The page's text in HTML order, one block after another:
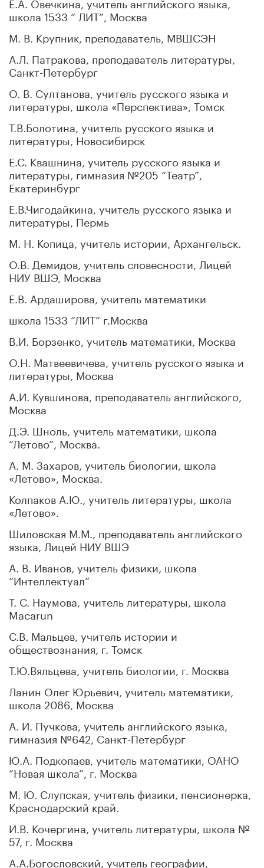
школа 1533 “ ЛИТ”, Москва
М. В. Крупник, преподаватель, МВШСЭН
А.Л. Патракова, преподаватель литературы,
Санкт-Петербург
О. В. Султанова, учитель русского языка и
литературы, школа «Перспектива», Томск
Т.В.Болотина, учитель русского языка и
литературы, Новосибирск
Е.С. Квашнина, учитель русского языка и
литературы, гимназия №205 “Театр”,
Екатеринбург
Е.В.Чигодайкина, учитель русского языка и
литературы, Пермь
М. Н. Копица, учитель истории, Архангельск.
О.В. Демидов, учитель словесности, Лицей
НИУ ВШЭ, Москва
Е.В. Ардаширова, учитель математики
школа 1533 “ЛИТ” г.Москва
В.И. Борзенко, учитель математики, Москва
О.Н. Матвеевичева, учитель русского языка и
литературы, Москва
А.И. Кувшинова, преподаватель английского,
Москва
Д.Э. Шноль, учитель математики, школа
“Летово”, Москва.
А. М. Захаров, учитель биологии, школа
«Летово», Москва.
Колпаков А.Ю., учитель литературы, школа
«Летово».
Шиловская М.М., преподаватель английского
языка, Лицей НИУ ВШЭ
А. В. Иванов, учитель физики, школа
“Интеллектуал”
Т. С. Наумова, учитель литературы, школа
Macarun
С.В. Мальцев, учитель истории и
обществознания, г. Томск
Т.Ю.Вяльцева, учитель биологии, г. Москва
Ланин Олег Юрьевич, учитель математики,
школа 2086, Москва
А. И. Пучкова, учитель английского языка,
гимназия №642, Санкт-Петербург
Ю.А. Подкопаев, учитель математики, ОАНО
“Новая школа”, г. Москва
М. Ю. Слупская, учитель физики, пенсионерка,
Краснодарский край.
И.В. Кочергина, учитель литературы, школа №
57, г. Москва
А.А.Богословский, учитель географии,